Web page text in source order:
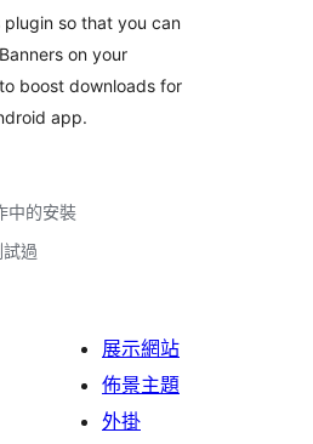
so that you can
on your
boost downloads for
app.
中的安裝
過
展示網站
佈景主題
外掛